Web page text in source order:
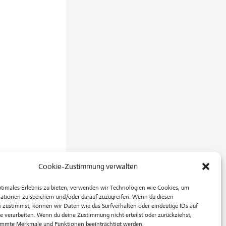
Cookie-Zustimmung verwalten
Erlebnis zu bieten, verwenden wir Technologien wie Cookies, um
zu speichern und/oder darauf zuzugreifen. Wenn du diesen
zustimmst, können wir Daten wie das Surfverhalten oder eindeutige IDs auf
verarbeiten. Wenn du deine Zustimmung nicht erteilst oder zurückziehst,
Merkmale und Funktionen beeinträchtigt werden.
Nächster Beitrag→